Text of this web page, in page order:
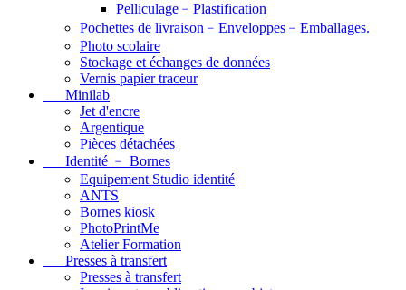
Pelliculage﹣Plastification
Pochettes de livraison﹣Enveloppes﹣Emballages.
Photo scolaire
Stockage et échanges de données
Vernis papier traceur
Minilab
Jet d'encre
Argentique
Pièces détachées
Identité ﹣ Bornes
Equipement Studio identité
ANTS
Bornes kiosk
PhotoPrintMe
Atelier Formation
Presses à transfert
Presses à transfert